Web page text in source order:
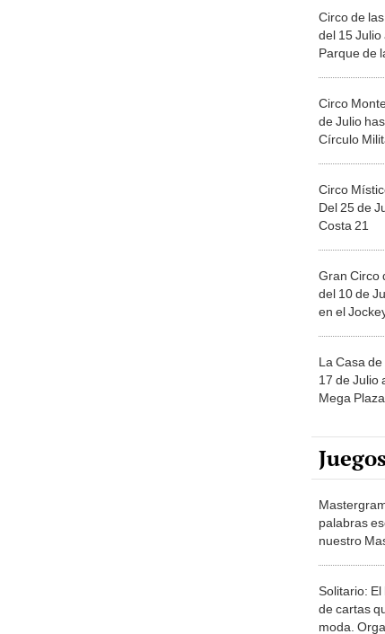
Circo de
del 15 Julio
Parque de
Circo
de Julio
Círculo
Circo
Del 25 de
Costa 21
Gran Circo
del 10 de
en el
La Casa
17 de Julio
Mega
Juegos
palabras
nuestro
Solitario:
de cartas
moda.